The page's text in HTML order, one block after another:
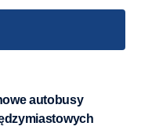
autobusy